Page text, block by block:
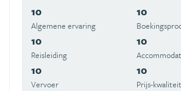
10
Algemene ervaring
10
10
Reisleiding
10
10
Vervoer
10
Prijs-kwaliteit